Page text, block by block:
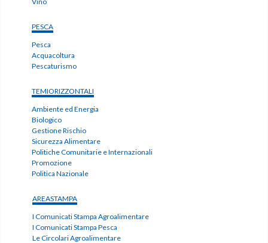
PESCA
Pesca
Acquacoltura
Pescaturismo
TEMIORIZZONTALI
Ambiente ed Energia
Biologico
Gestione Rischio
Sicurezza Alimentare
Politiche Comunitarie e Internazionali
Promozione
Politica Nazionale
AREASTAMPA
I Comunicati Stampa Agroalimentare
I Comunicati Stampa Pesca
Le Circolari Agroalimentare